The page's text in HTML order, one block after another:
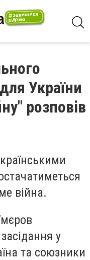
України
розповів
війна.
у
та союзники